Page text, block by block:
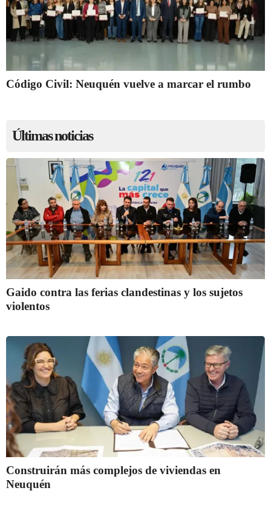
Código Civil: Neuquén vuelve a marcar el rumbo
Últimas noticias
Gaido contra las ferias clandestinas y los sujetos
violentos
Construirán más complejos de viviendas en
Neuquén